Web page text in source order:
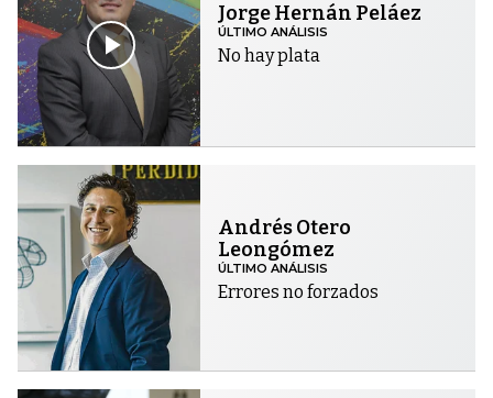
Jorge Hernán Peláez
ÚLTIMO ANÁLISIS
No hay plata
Andrés Otero
Leongómez
ÚLTIMO ANÁLISIS
Errores no forzados